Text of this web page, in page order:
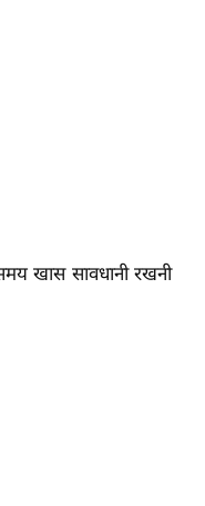
खास सावधानी रखनी